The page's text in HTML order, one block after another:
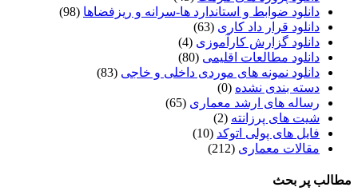
دانلود ضوابط و استاندارد ها-سرانه و ریزفضاها (98)
دانلود قرار داد کاری (63)
دانلود گزارش کارآموزی (4)
دانلود مطالعات اقلیمی (80)
دانلود نمونه های موردی داخلی و خاجی (83)
دسته بندی نشده (0)
رساله های ارشد معماری (65)
شیت های پرزانته (2)
فایل های پولی اتوکد (10)
مقالات معماری (212)
مطالب پر بحث